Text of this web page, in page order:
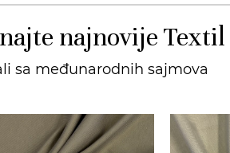
najnovije
sa međunarodnih sajmova